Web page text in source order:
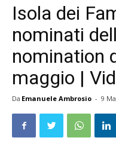
Isola dei
nominati
nomination
maggio |
Da Emanuele Ambrosio - 9